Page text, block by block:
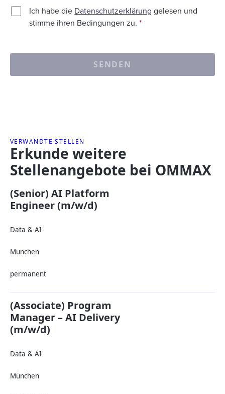
Ich habe die Datenschutzerklärung gelesen und
stimme ihren Bedingungen zu.*
SENDEN
VERWANDTE STELLEN
Erkunde weitere
Stellenangebote bei OMMAX
(Senior) AI Platform
Engineer (m/w/d)
Data & AI
München
permanent
(Associate) Program
Manager – AI Delivery
(m/w/d)
Data & AI
München